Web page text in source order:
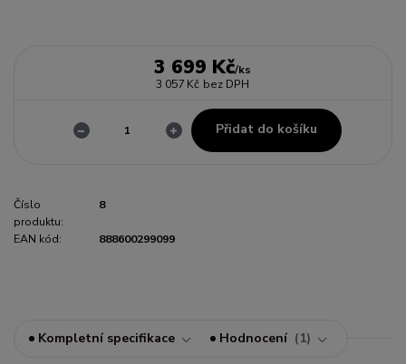
3 699 Kč/ks
3 057 Kč bez DPH
Přidat do košíku
Číslo
produktu:
8
EAN kód: 888600299099
Kompletní specifikace Hodnocení 1